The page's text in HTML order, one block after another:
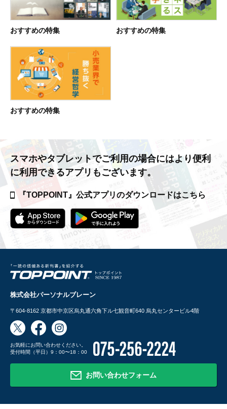
おすすめの特集 おすすめの特集
おすすめの特集
スマホやタブレットでご利用の場合にはより便利
に利用できるアプリもございます。
『TOPPOINT』公式アプリのダウンロードはこちら
株式会社パーソナルブレーン
〒604-8162 京都市中京区烏丸通六角下ル七観音町640 烏丸センタービル4階
お気軽にお問い合わせください。
受付時間（平日）9：00〜18：00
お問い合わせフォーム